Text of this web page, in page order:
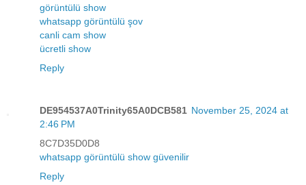
görüntülü show
whatsapp görüntülü şov
canli cam show
ücretli show
Reply
DE954537A0Trinity65A0DCB581 November 25, 2024 at
2:46 PM
8C7D35D0D8
whatsapp görüntülü show güvenilir
Reply